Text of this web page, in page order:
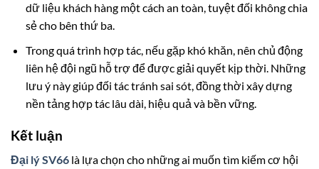
dữ liệu khách hàng một cách an toàn, tuyệt đối không chia
sẻ cho bên thứ ba.
Trong quá trình hợp tác, nếu gặp khó khăn, nên chủ động
liên hệ đội ngũ hỗ trợ để được giải quyết kịp thời. Những
lưu ý này giúp đối tác tránh sai sót, đồng thời xây dựng
nền tảng hợp tác lâu dài, hiệu quả và bền vững.
Kết luận
Đại lý SV66 là lựa chọn cho những ai muốn tìm kiếm cơ hội